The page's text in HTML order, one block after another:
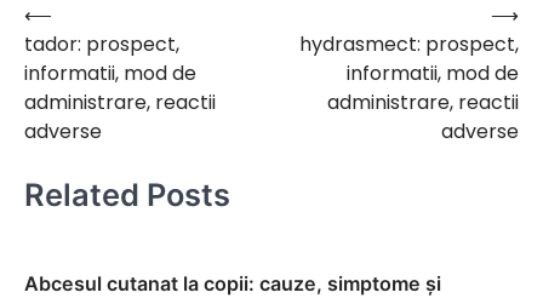
Navigare
în
articole
⟵
tador: prospect,
informatii, mod de
administrare, reactii
adverse
hydrasmect: prospect,
informatii, mod de
administrare, reactii
adverse
⟶
Related Posts
Abcesul cutanat la copii: cauze, simptome și